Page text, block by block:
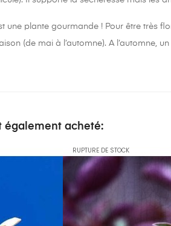
une plante gourmande ! Pour être très
(de mai à l’automne). A l’automne,
également acheté:
RUPTURE DE STOCK